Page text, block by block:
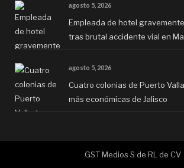
agosto 5, 2026
Empleada de hotel
tras brutal accidente vial en
agosto 5, 2026
Cuatro colonias de Puerto
más económicas de Jalisco
GST Medios S de RL de CV